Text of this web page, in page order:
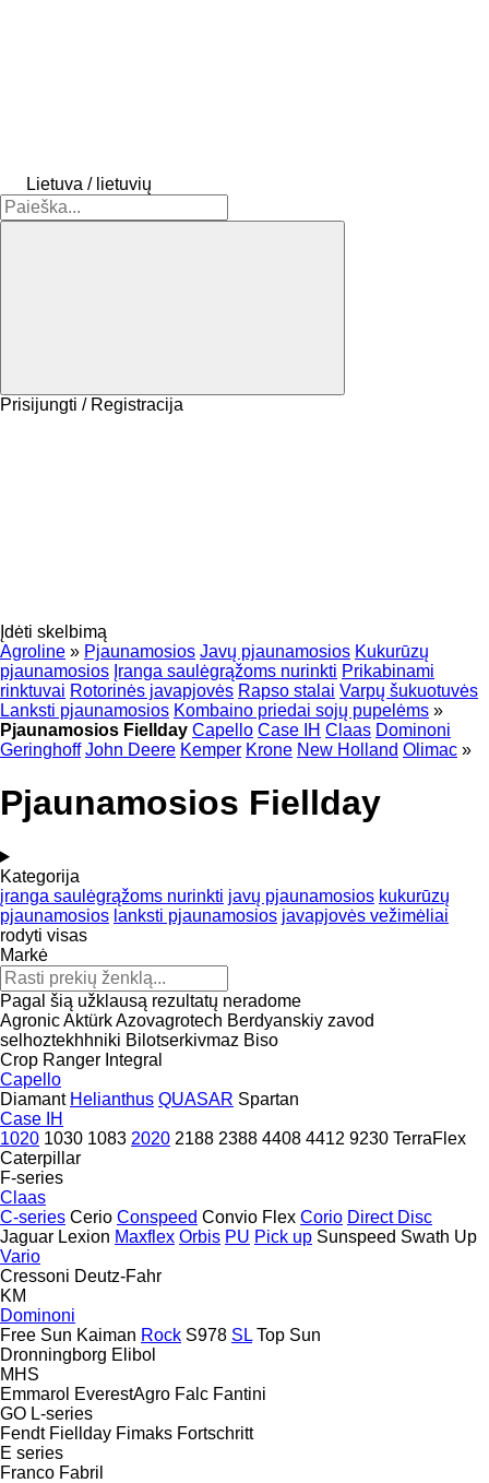
Lietuva / lietuvių
Prisijungti / Registracija
Įdėti skelbimą
Agroline » Pjaunamosios Javų pjaunamosios Kukurūzų
pjaunamosios Įranga saulėgrąžoms nurinkti Prikabinami
rinktuvai Rotorinės javapjovės Rapso stalai Varpų šukuotuvės
Lanksti pjaunamosios Kombaino priedai sojų pupelėms »
Pjaunamosios Fiellday Capello Case IH Claas Dominoni
Geringhoff John Deere Kemper Krone New Holland Olimac »
Pjaunamosios Fiellday
Kategorija
įranga saulėgrąžoms nurinkti javų pjaunamosios kukurūzų
pjaunamosios lanksti pjaunamosios javapjovės vežimėliai
rodyti visas
Markė
Pagal šią užklausą rezultatų neradome
AgronicAktürkAzovagrotech Berdyanskiy zavod
selhoztekhhniki Bilotserkivmaz Biso
Crop Ranger Integral
Capello
Diamant Helianthus QUASAR Spartan
Case IH
1020 1030 1083 2020 2188 2388 4408 4412 9230 TerraFlex
Caterpillar
F-series
Claas
C-series Cerio Conspeed Convio Flex Corio Direct Disc
Jaguar Lexion Maxflex Orbis PU Pick up Sunspeed Swath Up
Vario
Cressoni Deutz-Fahr
KM
Dominoni
Free Sun Kaiman Rock S978 SL Top Sun
Dronningborg Elibol
MHS
Emmarol EverestAgro Falc Fantini
GO L-series
Fendt Fiellday Fimaks Fortschritt
E series
Franco Fabril